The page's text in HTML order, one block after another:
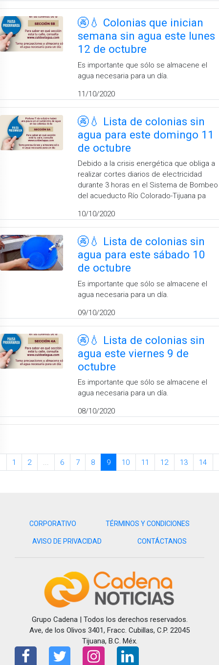
🚱💧 Colonias que inician
semana sin agua este lunes
12 de octubre
Es importante que sólo se almacene el
agua necesaria para un día.
11/10/2020
🚱💧 Lista de colonias sin
agua para este domingo 11
de octubre
Debido a la crisis energética que obliga a
realizar cortes diarios de electricidad
durante 3 horas en el Sistema de Bombeo
del acueducto Río Colorado-Tijuana pa
10/10/2020
🚱💧 Lista de colonias sin
agua para este sábado 10
de octubre
Es importante que sólo se almacene el
agua necesaria para un día.
09/10/2020
🚱💧 Lista de colonias sin
agua este viernes 9 de
octubre
Es importante que sólo se almacene el
agua necesaria para un día.
08/10/2020
1 2 6 7 8 9 10 11 12 13 14
CORPORATIVO TÉRMINOS Y CONDICIONES
AVISO DE PRIVACIDAD CONTÁCTANOS
Grupo Cadena | Todos los derechos reservados.
Ave, de los Olivos 3401, Fracc. Cubillas, C.P. 22045
Tijuana, B.C. Méx.